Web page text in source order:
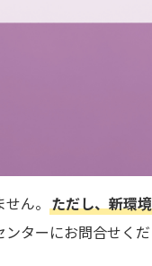
せん。ただし、新環
ターにお問合せくだ